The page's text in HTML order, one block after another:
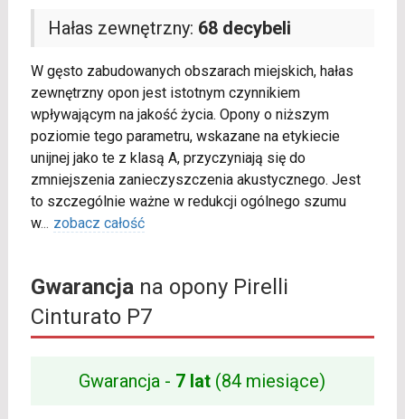
Hałas zewnętrzny: 68 decybeli
W gęsto zabudowanych obszarach miejskich, hałas
zewnętrzny opon jest istotnym czynnikiem
wpływającym na jakość życia. Opony o niższym
poziomie tego parametru, wskazane na etykiecie
unijnej jako te z klasą A, przyczyniają się do
zmniejszenia zanieczyszczenia akustycznego. Jest
to szczególnie ważne w redukcji ogólnego szumu
w... zobacz całość
Gwarancjana opony Pirelli
Cinturato P7
Gwarancja - 7 lat (84 miesiące)